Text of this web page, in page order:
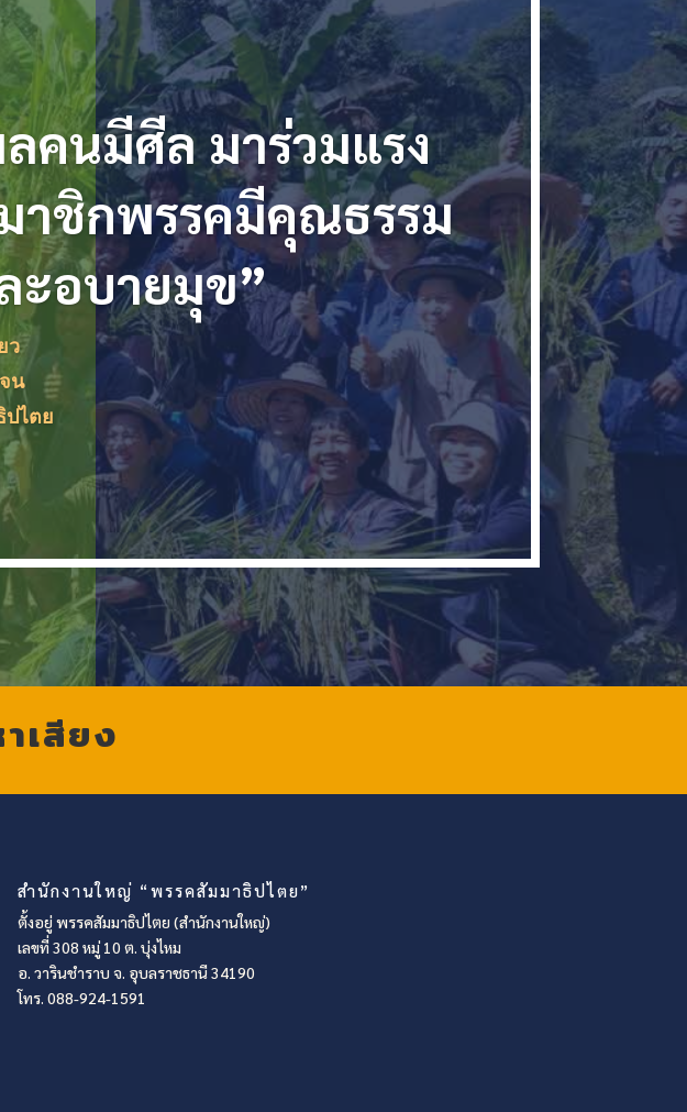
คนมีศีล มาร่วมแรง
าชิกพรรคมีคุณธรรม
ะอบายมุข”
ว
น
ไตย
เสียง
สำนักงานใหญ่ “พรรคสัมมาธิปไตย”
ตั้งอยู่ พรรคสัมมาธิปไตย (สำนักงานใหญ่)
เลขที่ 308 หมู่ 10 ต. บุ่งไหม
อ. วารินชำราบ จ. อุบลราชธานี 34190
โทร. 088-924-1591